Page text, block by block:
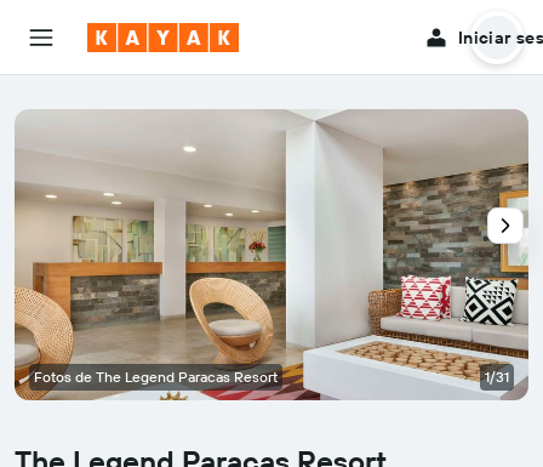
Iniciar
Fotos de The Legend Paracas Resort 1/31